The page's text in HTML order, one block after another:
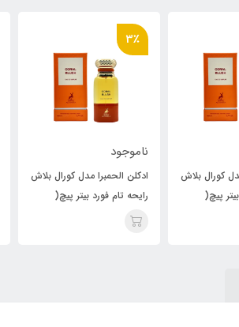
کورال بلاش
پیچ(
3٪
ناموجود
ادکلن الحمبرا مدل کورال بلاش
رایحه تام فورد بیتر پیچ(